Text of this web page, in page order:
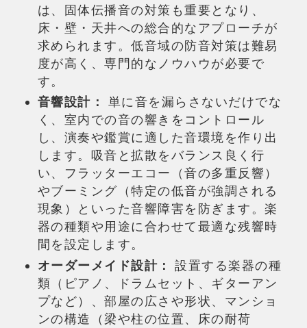
は、固体伝播音の対策も重要となり、
床・壁・天井への総合的なアプローチが
求められます。低音域の防音対策は難易
度が高く、専門的なノウハウが必要で
す。
音響設計：
単に音を漏らさないだけでな
く、室内での音の響きをコントロール
し、演奏や鑑賞に適した音環境を作り出
します。 吸音 と拡散をバランス良く行
い、フラッターエコー（音の多重反響）
やブーミング（特定の低音が強調される
現象）といった音響障害を防ぎます。楽
器の種類や用途に合わせて最適な残響時
間を設定します。
オーダーメイド設計：
設置する楽器の種
類（ピアノ、ドラムセット、ギターアン
プなど）、部屋の広さや形状、 マンショ
ンの構造（梁や柱の位置、床の耐荷